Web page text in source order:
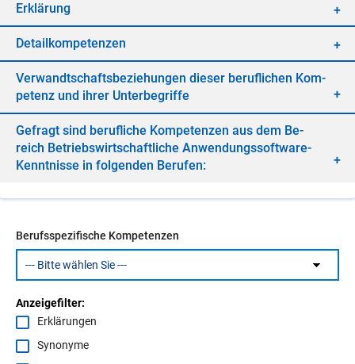
Er­klä­rung
De­tail­kom­pe­ten­zen
Ver­wandt­schafts­be­zie­hun­gen die­ser be­ruf­li­chen Kom­
pe­tenz und ih­rer Un­ter­be­grif­fe
Ge­fragt sind be­ruf­li­che Kom­pe­ten­zen aus dem Be­
reich Be­triebs­wirt­schaft­li­che An­wen­dungs­soft­ware-
Kennt­nis­se in fol­gen­den Be­ru­fen:
Berufsspezifische Kompetenzen
Anzeigefilter:
Erklärungen
Synonyme